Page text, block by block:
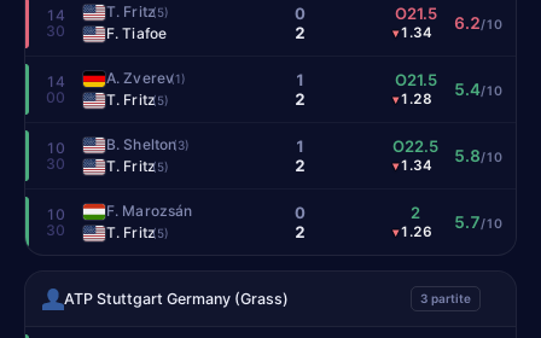
14
30
T. Fritz(5)
F. Tiafoe
0
2
O21.5
▾1.34 6.2/10
14
00
A. Zverev(1)
T. Fritz(5)
1
2
O21.5
▾1.28 5.4/10
10
30
B. Shelton(3)
T. Fritz(5)
1
2
O22.5
▾1.34 5.8/10
10
30
F. Marozsán
T. Fritz(5)
0
2
2
▾1.26 5.7/10
ATP Stuttgart Germany (Grass) 3 partite